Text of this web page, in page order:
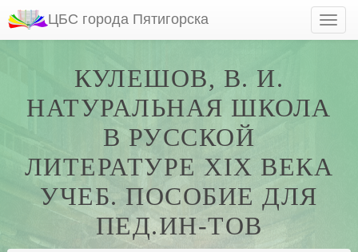
ЦБС города Пятигорска
КУЛЕШОВ, В. И.
НАТУРАЛЬНАЯ ШКОЛА
В РУССКОЙ
ЛИТЕРАТУРЕ XIX ВЕКА
УЧЕБ. ПОСОБИЕ ДЛЯ
ПЕД.ИН-ТОВ